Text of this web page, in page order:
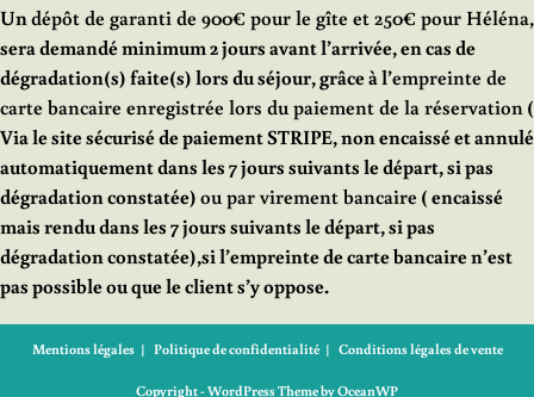
Undépôt de garanti de 900€ pour le gîteet 250€ pour Héléna,
sera demandé minimum 2 jours avant l’arrivée, en cas de
dégradation(s) faite(s) lors du séjour, grâce à l’empreinte de
carte bancaire enregistrée lors du paiement de la réservation(
Via le site sécurisé de paiement STRIPE, non encaissé et annulé
automatiquement dans les 7 jours suivants le départ, si pas
dégradation constatée)ou par virement bancaire( encaissé
mais rendu dans les 7 jours suivants le départ, si pas
dégradation constatée),si l’empreinte de carte bancaire n’est
pas possible ou que le client s’y oppose.
Mentions légales Politique de confidentialité Conditions légales de vente
Copyright - WordPress Theme by OceanWP